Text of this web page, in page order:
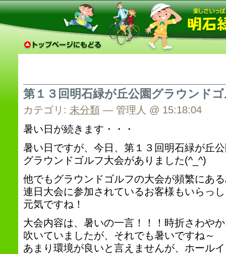
第１３回明石緑が丘公園グラウンド
カテゴリ: 未分類— 管理人 @ 15:18:04
暑い日が続きます・・・
暑い日ですが、今日、第１３回明石緑が丘
グラウンドゴルフ大会がありました(^_^)
他でもグラウンドゴルフの大会が頻繁にあ
連日大会に参加されているお客様もいらっ
元気ですね！
大会内容は、暑いの一言！！！時折さわや
吹いていましたが、それでも暑いですね～
あまり環境が良いと言えませんが、ホール